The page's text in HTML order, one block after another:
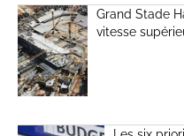
Grand Stade
vitesse